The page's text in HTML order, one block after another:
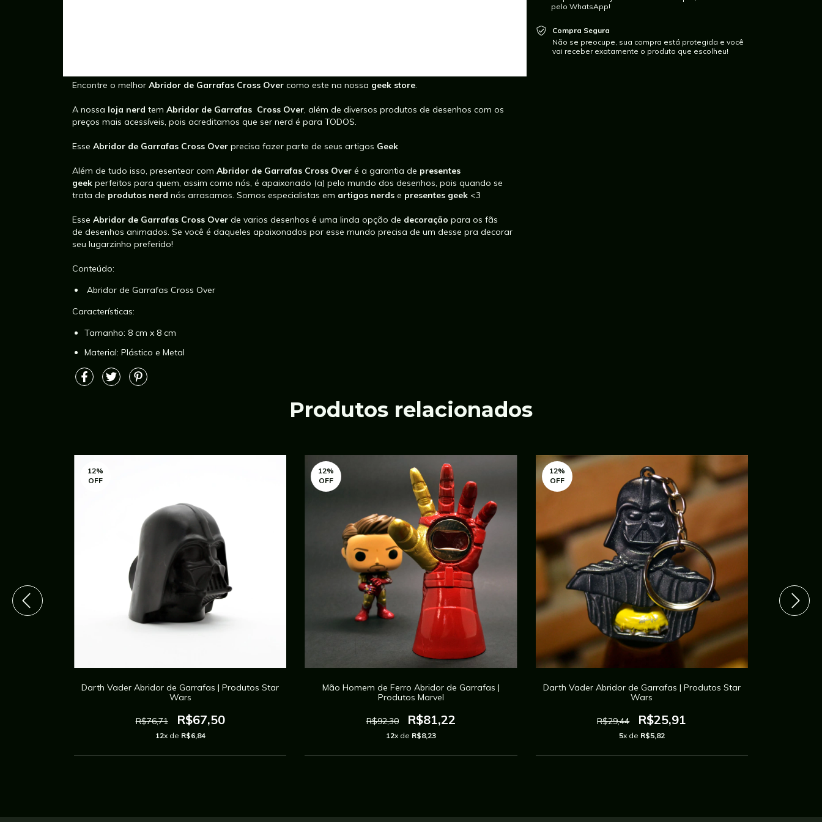
Encontre o melhor Abridor de Garrafas Cross Over como este na nossa geek store.
A nossa loja nerd tem Abridor de Garrafas Cross Over, além de diversos produtos de desenhos com os
preços mais acessíveis, pois acreditamos que ser nerd é para TODOS.
Esse Abridor de Garrafas Cross Over precisa fazer parte de seus artigos Geek
Além de tudo isso, presentear com Abridor de Garrafas Cross Over é a garantia de presentes
geek perfeitos para quem, assim como nós, é apaixonado (a) pelo mundo dos desenhos, pois quando se
trata de produtos nerd nós arrasamos. Somos especialistas em artigos nerds e presentes geek <3
Esse Abridor de Garrafas Cross Over de varios desenhos é uma linda opção de decoração para os fãs
de desenhos animados. Se você é daqueles apaixonados por esse mundo precisa de um desse pra decorar
seu lugarzinho preferido!
Conteúdo:
Abridor de Garrafas Cross Over
Características:
Tamanho: 8 cm x 8 cm
Material: Plástico e Metal
pelo WhatsApp!
Compra Segura
Não se preocupe, sua compra está protegida e você
vai receber exatamente o produto que escolheu!
Produtos relacionados
12%
OFF
Darth Vader Abridor de Garrafas | Produtos Star
Wars
R$76,71 R$67,50
12x de R$6,84
12%
OFF
Mão Homem de Ferro Abridor de Garrafas |
Produtos Marvel
R$92,30 R$81,22
12x de R$8,23
12%
OFF
Darth Vader Abridor de Garrafas | Produtos Star
Wars
R$29,44 R$25,91
5x de R$5,82